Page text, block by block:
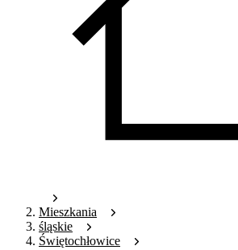
Mieszkania
śląskie
Świętochłowice